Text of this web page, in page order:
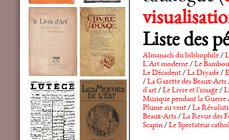
Liste des
Almanach du bibliophile/
L'Art moderne/Le Bambou
Le Décadent/La Dryade/
/La Gazette des Beaux-Arts
d'art/Le Livre et l'image/
Musique pendant la Guerre
Plume au vent/La
Beaux-Arts/La Revue des
Scapin/Le Spectateur